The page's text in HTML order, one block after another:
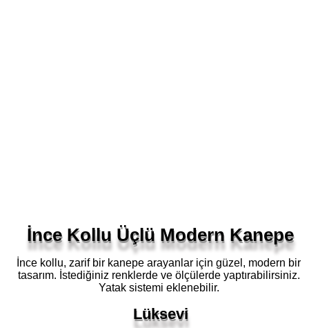
İnce Kollu Üçlü Modern Kanepe
İnce kollu, zarif bir kanepe arayanlar için güzel, modern bir
tasarım. İstediğiniz renklerde ve ölçülerde yaptırabilirsiniz.
Yatak sistemi eklenebilir.
Lüksevi